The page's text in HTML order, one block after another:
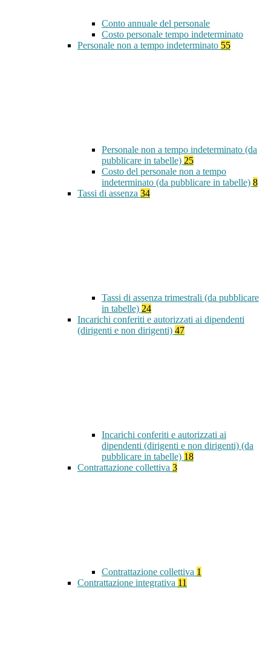
Conto annuale del personale
Costo personale tempo indeterminato
Personale non a tempo indeterminato 55
Personale non a tempo indeterminato (da
pubblicare in tabelle) 25
Costo del personale non a tempo
indeterminato (da pubblicare in tabelle) 8
Tassi di assenza 34
Tassi di assenza trimestrali (da pubblicare
in tabelle) 24
Incarichi conferiti e autorizzati ai dipendenti
(dirigenti e non dirigenti) 47
Incarichi conferiti e autorizzati ai
dipendenti (dirigenti e non dirigenti) (da
pubblicare in tabelle) 18
Contrattazione collettiva 3
Contrattazione collettiva 1
Contrattazione integrativa 11